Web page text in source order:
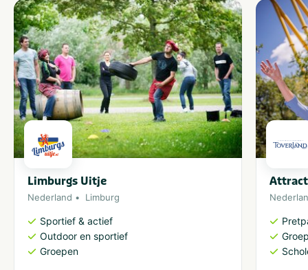
Limburgs Uitje
Nederland Limburg
Sportief & actief
Outdoor en sportief
Groepen